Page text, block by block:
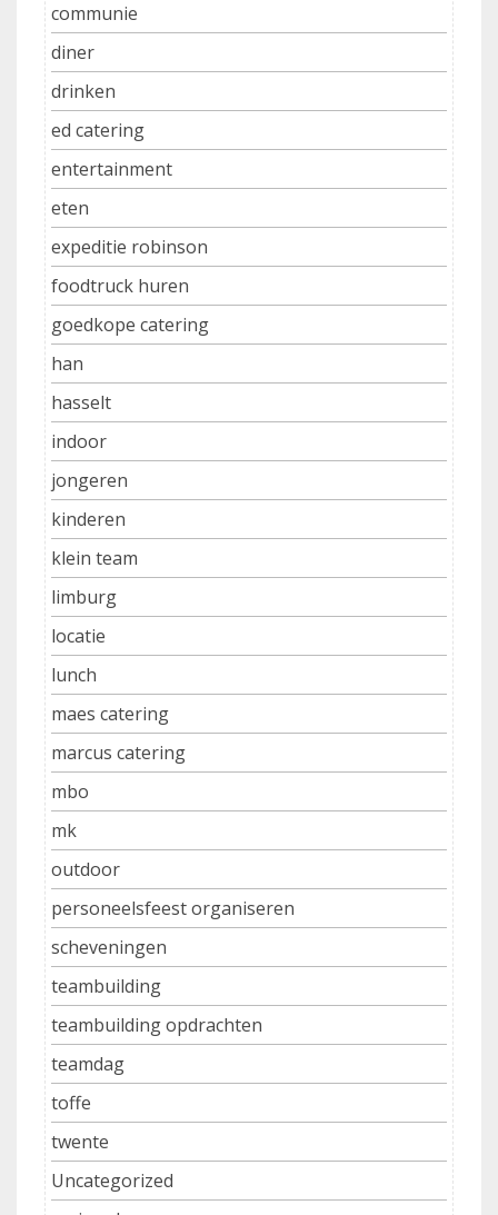
communie
diner
drinken
ed catering
entertainment
eten
expeditie robinson
foodtruck huren
goedkope catering
han
hasselt
indoor
jongeren
kinderen
klein team
limburg
locatie
lunch
maes catering
marcus catering
mbo
mk
outdoor
personeelsfeest organiseren
scheveningen
teambuilding
teambuilding opdrachten
teamdag
toffe
twente
Uncategorized